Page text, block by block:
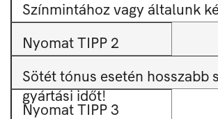
Színmintához vagy általunk
Nyomat TIPP 2
Sötét tónus esetén hosszabb
gyártási időt!
Nyomat TIPP 3